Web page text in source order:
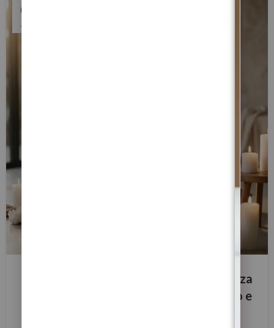
03
ABR
Portal Energético 4/4 de 2026 — Limpeza
Espiritual, Fecho de Ciclos, Estabilização e